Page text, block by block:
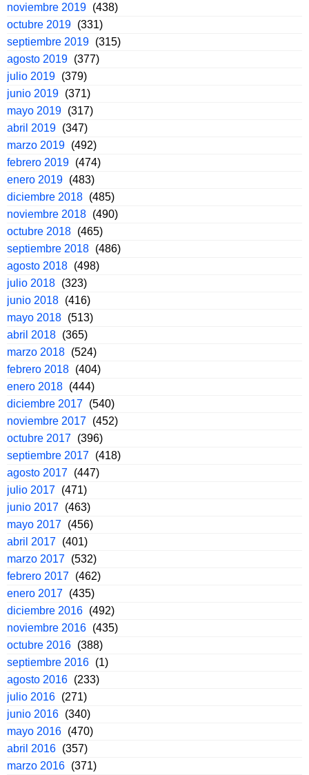
noviembre 2019 (438)
octubre 2019 (331)
septiembre 2019 (315)
agosto 2019 (377)
julio 2019 (379)
junio 2019 (371)
mayo 2019 (317)
abril 2019 (347)
marzo 2019 (492)
febrero 2019 (474)
enero 2019 (483)
diciembre 2018 (485)
noviembre 2018 (490)
octubre 2018 (465)
septiembre 2018 (486)
agosto 2018 (498)
julio 2018 (323)
junio 2018 (416)
mayo 2018 (513)
abril 2018 (365)
marzo 2018 (524)
febrero 2018 (404)
enero 2018 (444)
diciembre 2017 (540)
noviembre 2017 (452)
octubre 2017 (396)
septiembre 2017 (418)
agosto 2017 (447)
julio 2017 (471)
junio 2017 (463)
mayo 2017 (456)
abril 2017 (401)
marzo 2017 (532)
febrero 2017 (462)
enero 2017 (435)
diciembre 2016 (492)
noviembre 2016 (435)
octubre 2016 (388)
septiembre 2016 (1)
agosto 2016 (233)
julio 2016 (271)
junio 2016 (340)
mayo 2016 (470)
abril 2016 (357)
marzo 2016 (371)